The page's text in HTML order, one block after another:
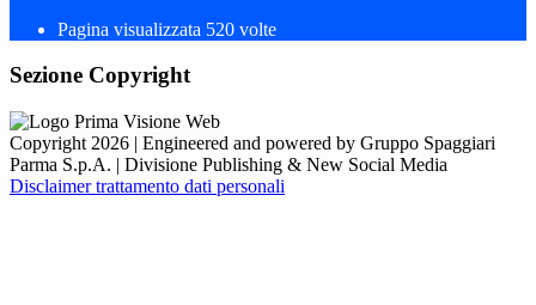
Pagina visualizzata 520 volte
Sezione Copyright
Copyright 2026 | Engineered and powered by Gruppo Spaggiari
Parma S.p.A. | Divisione Publishing & New Social Media
Disclaimer trattamento dati personali